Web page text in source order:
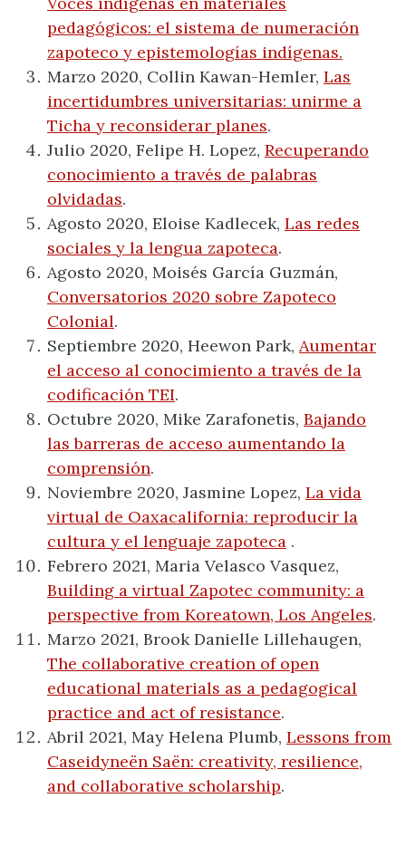
pedagógicos: el sistema de numeración
zapoteco y epistemologías indígenas.
Marzo 2020, Collin Kawan-Hemler, Las
incertidumbres universitarias: unirme a
Ticha y reconsiderar planes.
Julio 2020, Felipe H. Lopez, Recuperando
conocimiento a través de palabras
olvidadas.
Agosto 2020, Eloise Kadlecek, Las redes
sociales y la lengua zapoteca.
Agosto 2020, Moisés García Guzmán,
Conversatorios 2020 sobre Zapoteco
Colonial.
Septiembre 2020, Heewon Park, Aumentar
el acceso al conocimiento a través de la
codificación TEI.
Octubre 2020, Mike Zarafonetis, Bajando
las barreras de acceso aumentando la
comprensión.
Noviembre 2020, Jasmine Lopez, La vida
virtual de Oaxacalifornia: reproducir la
cultura y el lenguaje zapoteca .
Febrero 2021, Maria Velasco Vasquez,
Building a virtual Zapotec community: a
perspective from Koreatown, Los Angeles.
Marzo 2021, Brook Danielle Lillehaugen,
The collaborative creation of open
educational materials as a pedagogical
practice and act of resistance.
Abril 2021, May Helena Plumb, Lessons from
Caseidyneën Saën: creativity, resilience,
and collaborative scholarship.